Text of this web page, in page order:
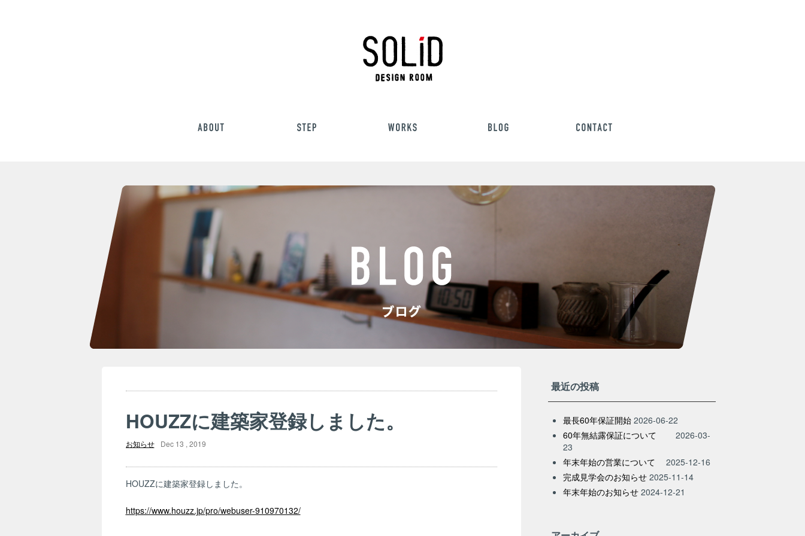
HOUZZに建築家登録しました。
お知らせ Dec 13 , 2019
HOUZZに建築家登録しました。
https://www.houzz.jp/pro/webuser-910970132/
最近の投稿
最長60年保証開始 2026-06-22
60年無結露保証について
2026-03-
23
年末年始の営業について
2025-12-16
完成見学会のお知らせ 2025-11-14
年末年始のお知らせ 2024-12-21